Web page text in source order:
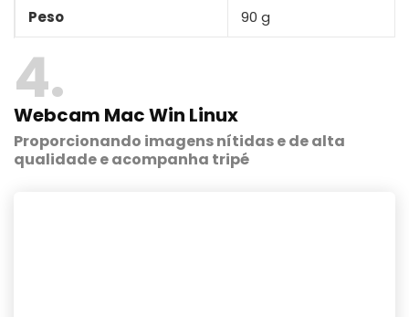
Peso 90 g
4
Webcam Mac Win Linux
Proporcionando imagens nítidas e de alta
qualidade e acompanha tripé